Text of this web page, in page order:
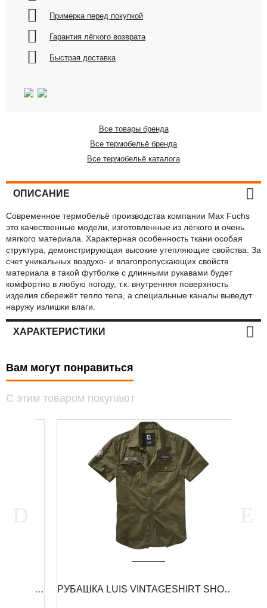
Примерка перед покупкой
Гарантия лёгкого возврата
Быстрая доставка
Все товары бренда
Все термобельё бренда
Все термобельё каталога
ОПИСАНИЕ
Современное термобельё производства компании Max Fuchs
это качественные модели, изготовленные из лёгкого и очень
мягкого материала. Характерная особенность ткани особая
структура, демонстрирующая высокие утепляющие свойства. За
счет уникальных воздухо- и влагопропускающих свойств
материала в такой футболке с длинными рукавами будет
комфортно в любую погоду, т.к. внутренняя поверхность
изделия сбережёт тепло тела, а специальные каналы выведут
наружу излишки влаги.
ХАРАКТЕРИСТИКИ
Вам могут понравиться
С этим товаром покупают
РУБАШКА LUIS VINTAGESHIRT SHORT BRANDIT